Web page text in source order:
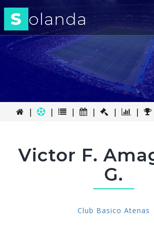
S olanda
| | | | | |
Victor F.
G.
Club Basico Atenas